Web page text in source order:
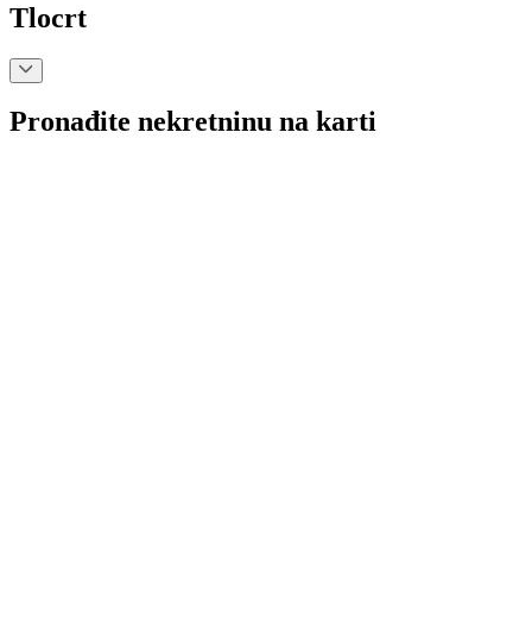
Tlocrt
Pronađite nekretninu na karti